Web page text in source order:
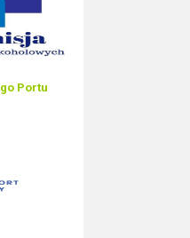
Portu